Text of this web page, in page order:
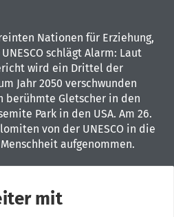
Nationen für Erziehung,
schlägt Alarm: Laut
wird ein Drittel der
Jahr 2050 verschwunden
berühmte Gletscher in den
Park in den USA. Am 26.
von der UNESCO in die
aufgenommen.